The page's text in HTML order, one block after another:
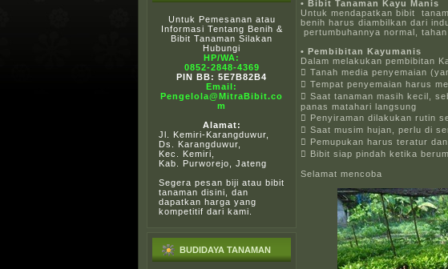
Untuk Pemesanan atau
Informasi Tentang Benih &
Bibit Tanaman Silakan
Hubungi
HP/WA:
0852-2848-4369
PIN BB: 5E7B82B4
Email:
Pengelola@MitraBibit.co
m
Alamat:
Jl. Kemiri-Karangduwur,
Ds. Karangduwur,
Kec. Kemiri,
Kab. Purworejo, Jateng
Segera pesan biji atau bibit
tanaman disini, dan
dapatkan harga yang
kompetitif dari kami.
BUDIDAYA TANAMAN
• Bibit Tanaman Kayu Manis
Untuk mendapatkan bibit
benih harus diambilkan dari
pertumbuhannya normal,
• Pembibitan Kayumanis
Dalam melakukan pembibitan
 Tanah media penyemaian
 Tempat penyemaian harus
 Saat tanaman masih kecil,
panas matahari langsung
 Penyiraman dilakukan rutin
 Saat musim hujan, perlu di
 Pemupukan harus teratur
 Bibit siap pindah ketika
Selamat mencoba